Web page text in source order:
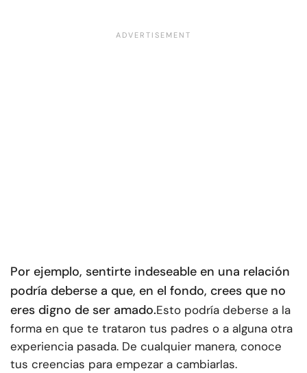
Por ejemplo, sentirte indeseable en una relación
podría deberse a que, en el fondo, crees que no
eres digno de ser amado.Esto podría deberse a la
forma en que te trataron tus padres o a alguna otra
experiencia pasada. De cualquier manera, conoce
tus creencias para empezar a cambiarlas.